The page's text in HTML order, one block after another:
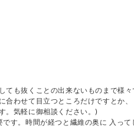
も抜くことの出来ないものまで様々
合わせて目立つところだけですとか、
。気軽に御相談ください。)
す。時間が経つと繊維の奥に 入って